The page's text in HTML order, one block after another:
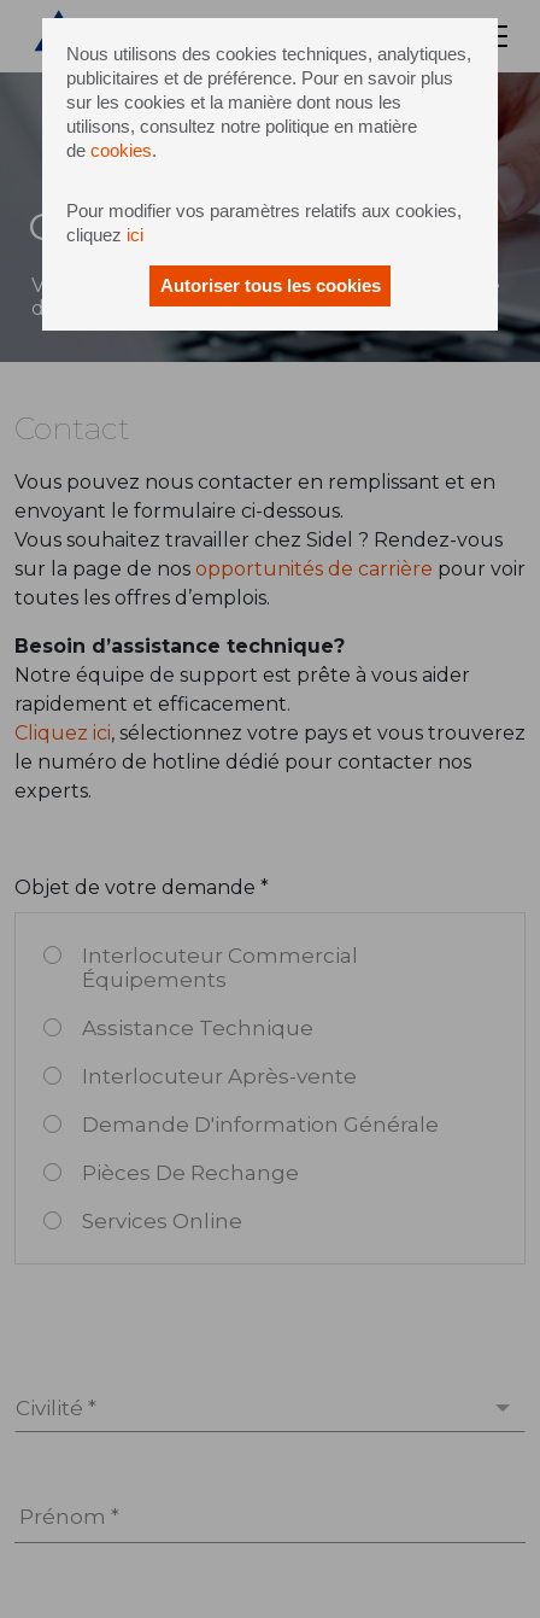
Nous utilisons des cookies techniques, analytiques,
publicitaires et de préférence. Pour en savoir plus
sur les cookies et la manière dont nous les
utilisons, consultez notre politique en matière
de cookies.
Pour modifier vos paramètres relatifs aux cookies,
cliquez ici
Autoriser tous les cookies
Contact
Vous pouvez envoyer un message à Sidel à l'aide
du formulaire ci-dessous
Contact
Vous pouvez nous contacter en remplissant et en
envoyant le formulaire ci-dessous.
Vous souhaitez travailler chez Sidel ? Rendez-vous
sur la page de nos opportunités de carrière pour voir
toutes les offres d’emplois.
Besoin d’assistance technique?
Notre équipe de support est prête à vous aider
rapidement et efficacement.
Cliquez ici, sélectionnez votre pays et vous trouverez
le numéro de hotline dédié pour contacter nos
experts.
Objet de votre demande *
Interlocuteur Commercial
Équipements
Assistance Technique
Interlocuteur Après-vente
Demande D'information Générale
Pièces De Rechange
Services Online
Civilité *
Prénom *